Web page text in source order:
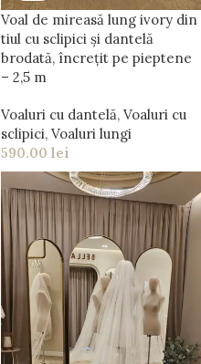
Voal de mireasă lung ivory din
tiul cu sclipici și dantelă
brodată, încrețit pe pieptene
– 2,5 m
Voaluri cu dantelă, Voaluri cu
sclipici, Voaluri lungi
590.00 lei